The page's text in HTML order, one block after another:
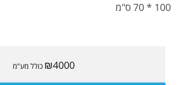
100 * 70 ס"מ
₪4000 כולל מע"מ